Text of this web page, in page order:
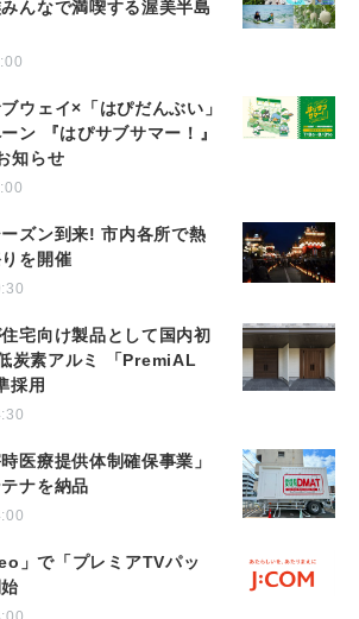
んなで満喫する渥美半島
ブウェイ×「はぴだんぶい」
ン 『はぴサブサマー！』
知らせ
ズン到来! 市内各所で熱
を開催
宅向け製品として国内初
炭素アルミ 「PremiAL
採用
医療提供体制確保事業」
ナを納品
」で「プレミアTVパッ